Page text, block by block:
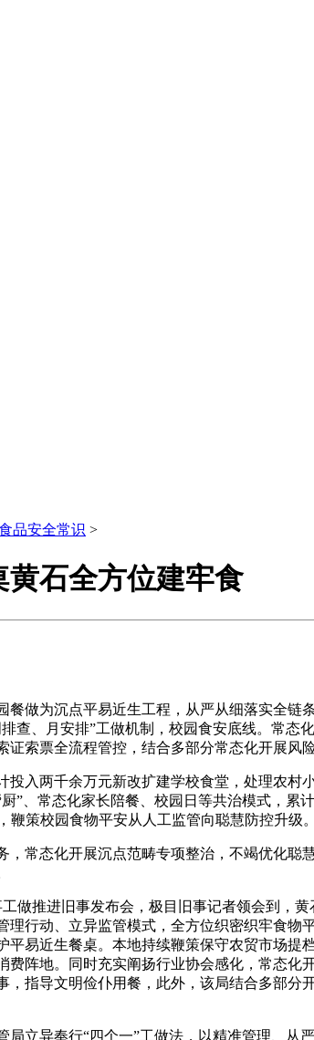
品安全常识 >
石全方位建牢食
为沉点平易近生工程，从严从细落实全链
查、月安排”工做机制，校园食安底线。常
索票全流程管控，结合多部分常态化开展风险
两千余万元新改扩建学校食堂，处理农村
”、常态化家长陪餐、校园日等共治模式，
策校园食物平安从人工监管向聪慧防控升级。
态化开展沉点范畴专项整治，不竭优化聪
推进旧事发布会，极目旧事记者领会到，黄
行动、立异监管模式，全方位织密织牢食
易近生餐桌。本地持续鞭策保守农贸市场
阵地。同时充实阐扬行业协会感化，常态
指导文明俭仆用餐，此外，该局结合多部
异奉行“四个一”工做法，以精准管理、从